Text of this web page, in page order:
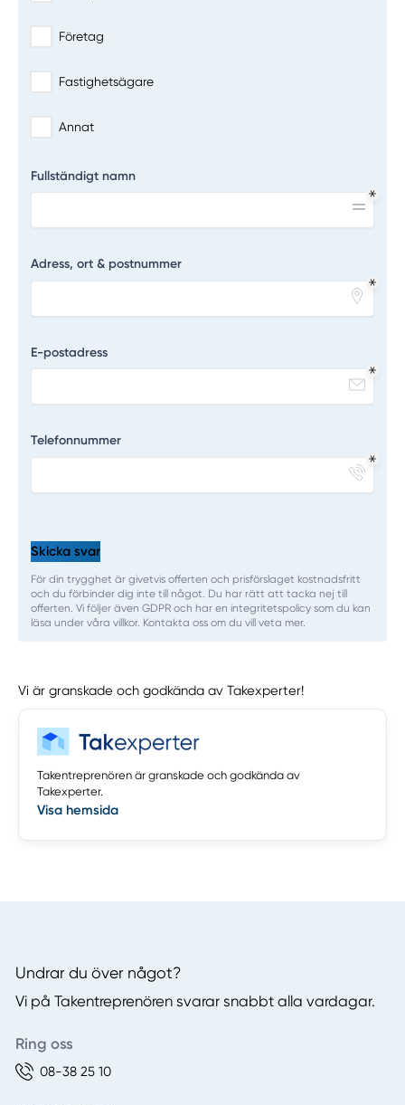
Företag
Fastighetsägare
Annat
Fullständigt namn
Adress, ort & postnummer
E-postadress
Telefonnummer
Skicka svar
För din trygghet är givetvis offerten och prisförslaget kostnadsfritt
och du förbinder dig inte till något. Du har rätt att tacka nej till
offerten. Vi följer även GDPR och har en integritetspolicy som du kan
läsa under våra villkor. Kontakta oss om du vill veta mer.
Vi är granskade och godkända av Takexperter!
Takentreprenören är granskade och godkända av
Takexperter.
Visa hemsida
Undrar du över något?
Vi på Takentreprenören svarar snabbt alla vardagar.
Ring oss
08-38 25 10